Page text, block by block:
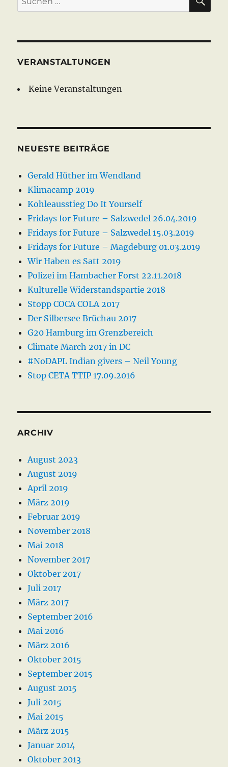
nach:
VERANSTALTUNGEN
Keine Veranstaltungen
NEUESTE BEITRÄGE
Gerald Hüther im Wendland
Klimacamp 2019
Kohleausstieg Do It Yourself
Fridays for Future – Salzwedel 26.04.2019
Fridays for Future – Salzwedel 15.03.2019
Fridays for Future – Magdeburg 01.03.2019
Wir Haben es Satt 2019
Polizei im Hambacher Forst 22.11.2018
Kulturelle Widerstandspartie 2018
Stopp COCA COLA 2017
Der Silbersee Brüchau 2017
G20 Hamburg im Grenzbereich
Climate March 2017 in DC
#NoDAPL Indian givers – Neil Young
Stop CETA TTIP 17.09.2016
ARCHIV
August 2023
August 2019
April 2019
März 2019
Februar 2019
November 2018
Mai 2018
November 2017
Oktober 2017
Juli 2017
März 2017
September 2016
Mai 2016
März 2016
Oktober 2015
September 2015
August 2015
Juli 2015
Mai 2015
März 2015
Januar 2014
Oktober 2013